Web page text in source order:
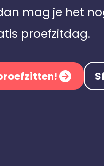
mag je het
proefzitdag.